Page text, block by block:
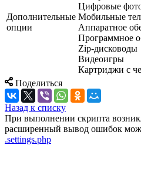
Дополнительные
опции
Цифровые
Мобильные
Аппаратное
Программное
Zip-дисководы
Видеоигры
Картриджи с
Поделиться
Назад к списку
При выполнении скрипта
расширенный вывод ошибок
.settings.php